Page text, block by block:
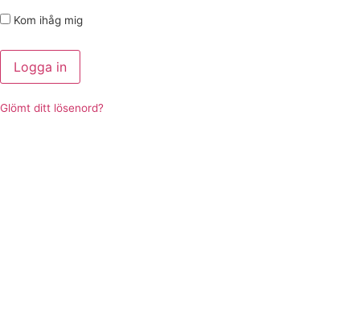
Kom ihåg mig
Logga in
Glömt ditt lösenord?